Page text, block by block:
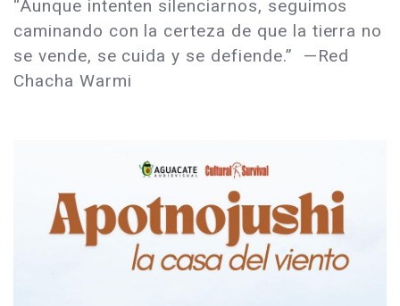
“Aunque intenten silenciarnos, seguimos
caminando con la certeza de que la tierra no
se vende, se cuida y se defiende.” —Red
Chacha Warmi